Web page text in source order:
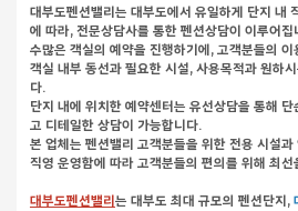
대부도펜션밸리는 대부도에서 유일하게 단지 내
에 따라, 전문상담사를 통한 펜션상담이 이루어집
수많은 객실의 예약을 진행하기에, 고객분들의
객실 내부 동선과 필요한 시설, 사용목적과 원하
다.
단지 내에 위치한 예약센터는 유선상담을 통해 단
고 디테일한 상담이 가능합니다.
본 업체는 펜션밸리 고객분들을 위한 전용 시설
직영 운영함에 따라 고객분들의 편의를 위해 최선
대부도펜션밸리 는 대부도 최대 규모의 펜션단지,